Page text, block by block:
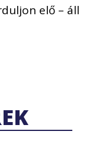
elő – áll